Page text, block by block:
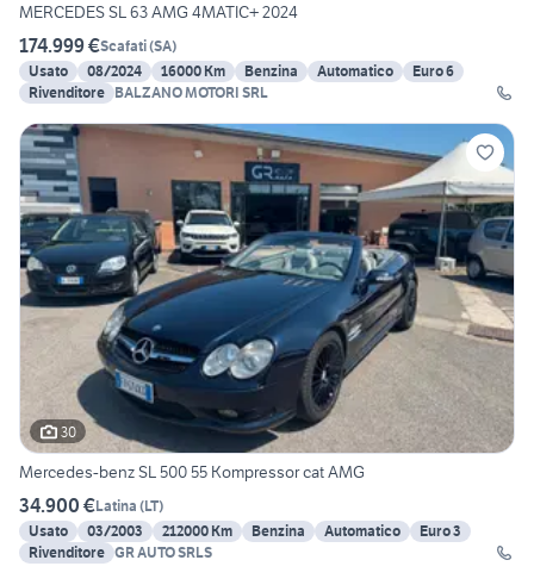
MERCEDES SL 63 AMG 4MATIC+ 2024
174.999 €Scafati(SA)
Usato
08/2024 16000 Km Benzina Automatico
Euro 6
Rivenditore BALZANO MOTORI SRL
30
Mercedes-benz SL 500 55 Kompressor cat AMG
34.900 €Latina (LT)
Usato
03/2003 212000 Km Benzina Automatico
Euro 3
Rivenditore GR AUTO SRLS